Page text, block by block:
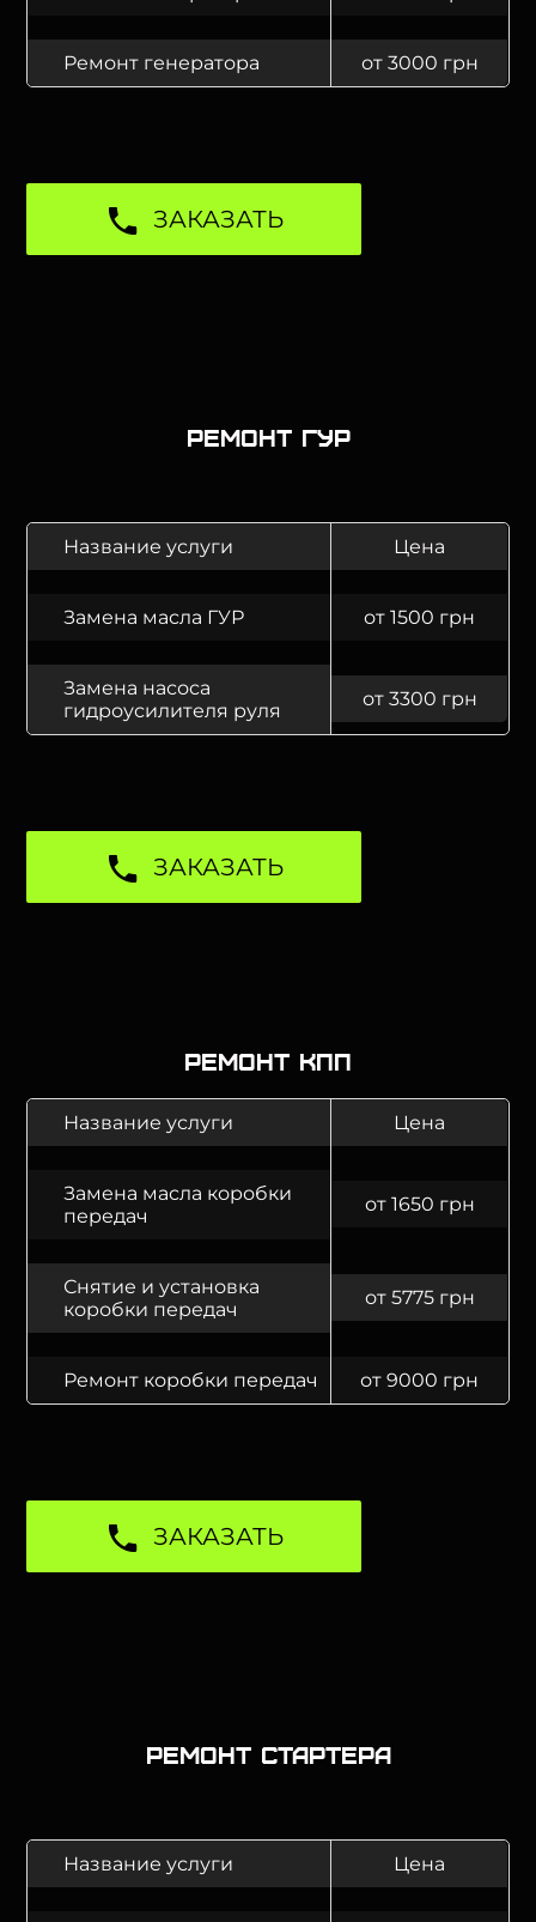
Ремонт генератора от 3000 грн
ЗАКАЗАТЬ
Ремонт ГУР
Название услуги Цена
Замена масла ГУР от 1500 грн
Замена насоса
гидроусилителя руля
от 3300 грн
ЗАКАЗАТЬ
Ремонт КПП
Название услуги Цена
Замена масла коробки
передач
от 1650 грн
Снятие и установка
коробки передач
от 5775 грн
Ремонт коробки передач от 9000 грн
ЗАКАЗАТЬ
Ремонт стартера
Название услуги Цена